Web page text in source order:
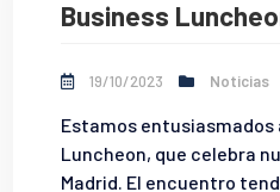
Business
19/10/2023 Noticias
Estamos entusiasmados
Luncheon, que celebra
Madrid. El encuentro